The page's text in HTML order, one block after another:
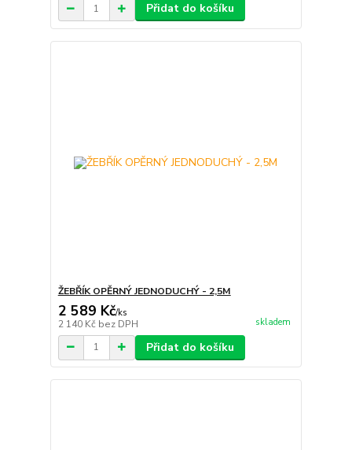
Přidat do košíku
ŽEBŘÍK OPĚRNÝ JEDNODUCHÝ - 2,5M
2 589 Kč/ks
2 140 Kč bez DPH skladem
Přidat do košíku